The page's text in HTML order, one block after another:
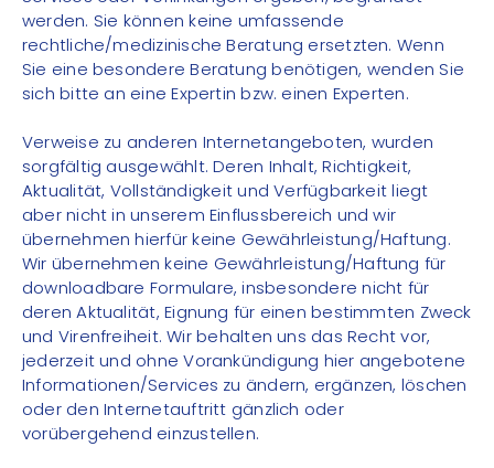
werden. Sie können keine umfassende
rechtliche/medizinische Beratung ersetzten. Wenn
Sie eine besondere Beratung benötigen, wenden Sie
sich bitte an eine Expertin bzw. einen Experten.
Verweise zu anderen Internetangeboten, wurden
sorgfältig ausgewählt. Deren Inhalt, Richtigkeit,
Aktualität, Vollständigkeit und Verfügbarkeit liegt
aber nicht in unserem Einflussbereich und wir
übernehmen hierfür keine Gewährleistung/Haftung.
Wir übernehmen keine Gewährleistung/Haftung für
downloadbare Formulare, insbesondere nicht für
deren Aktualität, Eignung für einen bestimmten Zweck
und Virenfreiheit. Wir behalten uns das Recht vor,
jederzeit und ohne Vorankündigung hier angebotene
Informationen/Services zu ändern, ergänzen, löschen
oder den Internetauftritt gänzlich oder
vorübergehend einzustellen.